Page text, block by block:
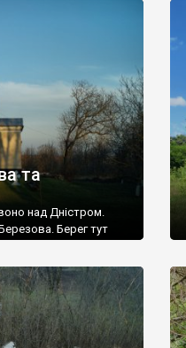
враження про
виявилося
та
над Дністром.
Берег тут
навколишніх
Точної дати […]